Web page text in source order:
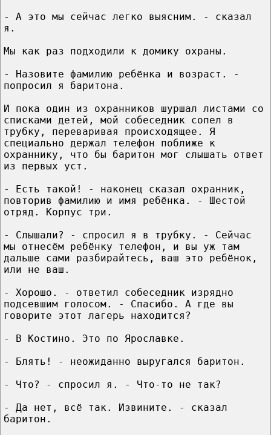
- А это мы сейчас легко выясним. - сказал
я.
Мы как раз подходили к домику охраны.
- Назовите фамилию ребёнка и возраст. -
попросил я баритона.
И пока один из охранников шуршал листами со
списками детей, мой собеседник сопел в
трубку, переваривая происходящее. Я
специально держал телефон поближе к
охраннику, что бы баритон мог слышать ответ
из первых уст.
- Есть такой! - наконец сказал охранник,
повторив фамилию и имя ребёнка. - Шестой
отряд. Корпус три.
- Слышали? - спросил я в трубку. - Сейчас
мы отнесём ребёнку телефон, и вы уж там
дальше сами разбирайтесь, ваш это ребёнок,
или не ваш.
- Хорошо. - ответил собеседник изрядно
подсевшим голосом. - Спасибо. А где вы
говорите этот лагерь находится?
- В Костино. Это по Ярославке.
- Блять! - неожиданно выругался баритон.
- Что? - спросил я. - Что-то не так?
- Да нет, всё так. Извините. - сказал
баритон.